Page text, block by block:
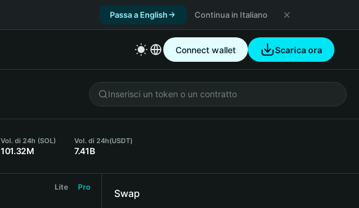
Passa a English Continua in Italiano
Connect wallet Scarica ora
Vol. di 24h (SOL)
101.32M
Vol. di 24h(USDT)
7.41B
Lite Pro
Swap